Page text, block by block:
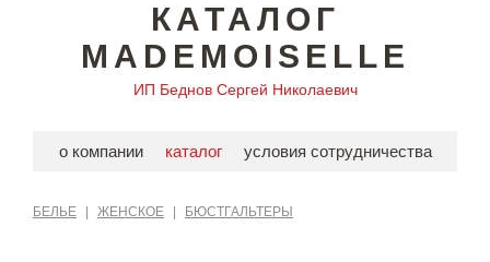
КАТАЛОГ
MADEMOISELLE
ИП Беднов Сергей Николаевич
о компании каталог условия сотрудничества
БЕЛЬЕ ЖЕНСКОЕ БЮСТГАЛЬТЕРЫ